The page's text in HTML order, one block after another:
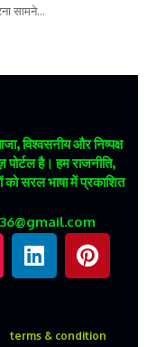
सामने…
विश्वसनीय और निष्पक्ष
है। हम राजनीति,
सरल भाषा में प्रकाशित
terms & condition